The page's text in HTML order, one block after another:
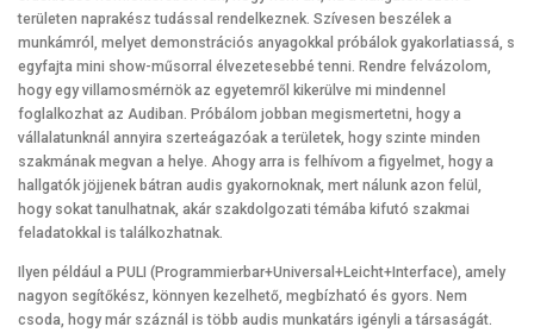
területen naprakész tudással rendelkeznek. Szívesen beszélek a
munkámról, melyet demonstrációs anyagokkal próbálok gyakorlatiassá, s
egyfajta mini show-műsorral élvezetesebbé tenni. Rendre felvázolom,
hogy egy villamosmérnök az egyetemről kikerülve mi mindennel
foglalkozhat az Audiban. Próbálom jobban megismertetni, hogy a
vállalatunknál annyira szerteágazóak a területek, hogy szinte minden
szakmának megvan a helye. Ahogy arra is felhívom a figyelmet, hogy a
hallgatók jöjjenek bátran audis gyakornoknak, mert nálunk azon felül,
hogy sokat tanulhatnak, akár szakdolgozati témába kifutó szakmai
feladatokkal is találkozhatnak.
Ilyen például a PULI (Programmierbar+Universal+Leicht+Interface), amely
nagyon segítőkész, könnyen kezelhető, megbízható és gyors. Nem
csoda, hogy már száznál is több audis munkatárs igényli a társaságát.